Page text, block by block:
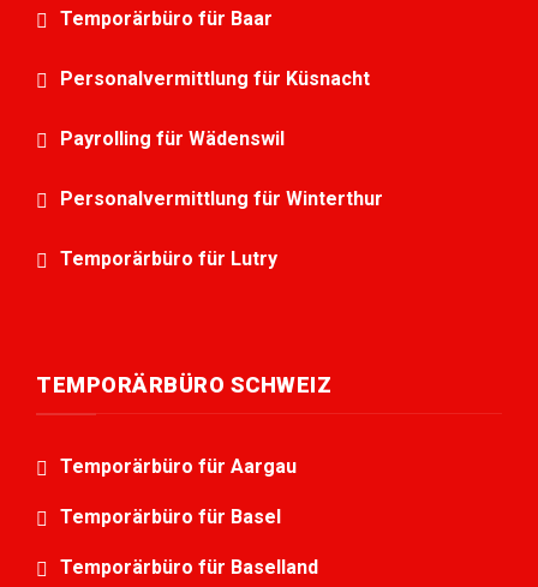
Temporärbüro für Baar
Personalvermittlung für Küsnacht
Payrolling für Wädenswil
Personalvermittlung für Winterthur
Temporärbüro für Lutry
TEMPORÄRBÜRO SCHWEIZ
Temporärbüro für Aargau
Temporärbüro für Basel
Temporärbüro für Baselland